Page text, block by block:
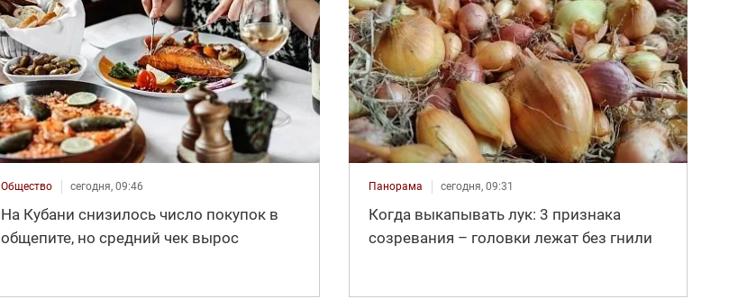
Общество сегодня, 09:46
На Кубани снизилось число покупок в
общепите, но средний чек вырос
Панорама сегодня, 09:31
Когда выкапывать лук: 3 признака
созревания – головки лежат без гнили